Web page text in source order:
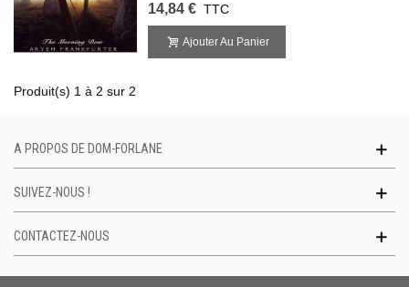
14,84 € TTC
Ajouter Au Panier
Produit(s) 1 à 2 sur 2
A PROPOS DE DOM-FORLANE
SUIVEZ-NOUS !
CONTACTEZ-NOUS